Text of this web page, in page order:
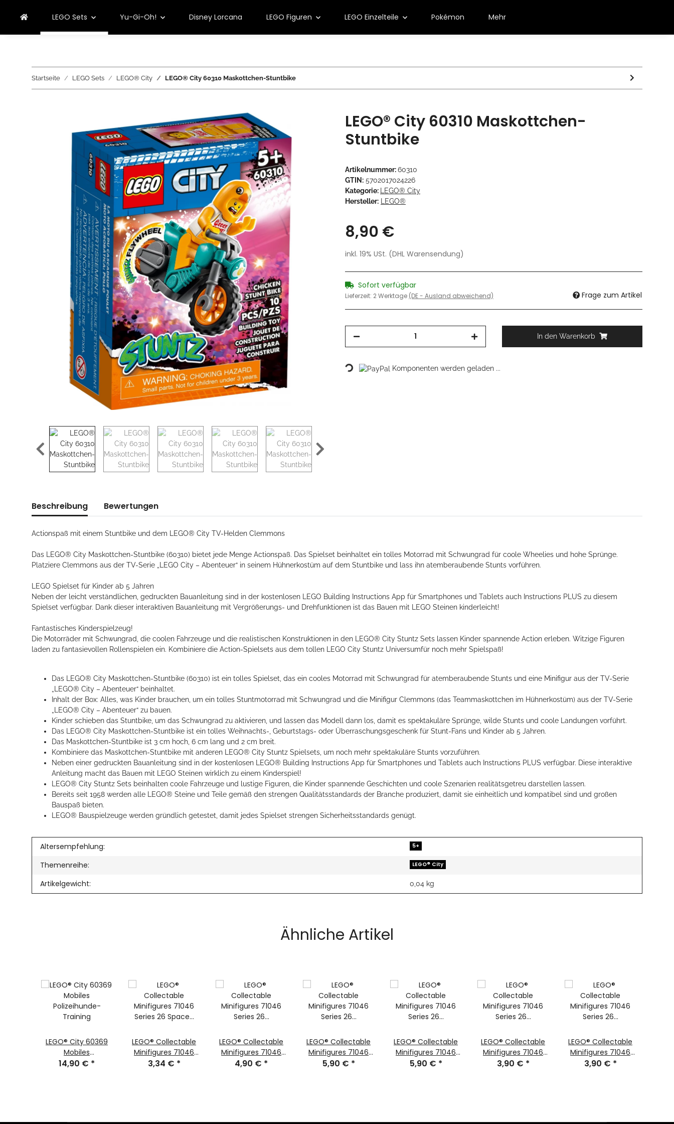
LEGO Sets Yu-Gi-Oh! Disney Lorcana LEGO Figuren LEGO Einzelteile Pokémon Mehr
Startseite LEGO Sets LEGO® City LEGO® City 60310 Maskottchen-Stuntbike
LEGO® City 60310 Maskottchen-
Stuntbike
Artikelnummer:60310
GTIN: 5702017024226
Kategorie: LEGO® City
Hersteller: LEGO®
8,90 €
inkl. 19% USt. (DHL Warensendung)
Sofort verfügbar
Lieferzeit: 2 Werktage (DE - Ausland abweichend) Frage zum Artikel
In den Warenkorb
Loading... Komponenten werden geladen ...
Beschreibung Bewertungen
Actionspaß mit einem Stuntbike und dem LEGO® City TV-Helden Clemmons
Das LEGO® City Maskottchen-Stuntbike (60310) bietet jede Menge Actionspaß. Das Spielset beinhaltet ein tolles Motorrad mit Schwungrad für coole Wheelies und hohe Sprünge.
Platziere Clemmons aus der TV-Serie „LEGO City – Abenteuer“ in seinem Hühnerkostüm auf dem Stuntbike und lass ihn atemberaubende Stunts vorführen.
LEGO Spielset für Kinder ab 5 Jahren
Neben der leicht verständlichen, gedruckten Bauanleitung sind in der kostenlosen LEGO Building Instructions App für Smartphones und Tablets auch Instructions PLUS zu diesem
Spielset verfügbar. Dank dieser interaktiven Bauanleitung mit Vergrößerungs- und Drehfunktionen ist das Bauen mit LEGO Steinen kinderleicht!
Fantastisches Kinderspielzeug!
Die Motorräder mit Schwungrad, die coolen Fahrzeuge und die realistischen Konstruktionen in den LEGO® City Stuntz Sets lassen Kinder spannende Action erleben. Witzige Figuren
laden zu fantasievollen Rollenspielen ein. Kombiniere die Action-Spielsets aus dem tollen LEGO City Stuntz Universumfür noch mehr Spielspaß!
Das LEGO® City Maskottchen-Stuntbike (60310) ist ein tolles Spielset, das ein cooles Motorrad mit Schwungrad für atemberaubende Stunts und eine Minifigur aus der TV-Serie
„LEGO® City – Abenteuer“ beinhaltet.
Inhalt der Box: Alles, was Kinder brauchen, um ein tolles Stuntmotorrad mit Schwungrad und die Minifigur Clemmons (das Teammaskottchen im Hühnerkostüm) aus der TV-Serie
„LEGO® City – Abenteuer“ zu bauen.
Kinder schieben das Stuntbike, um das Schwungrad zu aktivieren, und lassen das Modell dann los, damit es spektakuläre Sprünge, wilde Stunts und coole Landungen vorführt.
Das LEGO® City Maskottchen-Stuntbike ist ein tolles Weihnachts-, Geburtstags- oder Überraschungsgeschenk für Stunt-Fans und Kinder ab 5 Jahren.
Das Maskottchen-Stuntbike ist 3 cm hoch, 6 cm lang und 2 cm breit.
Kombiniere das Maskottchen-Stuntbike mit anderen LEGO® City Stuntz Spielsets, um noch mehr spektakuläre Stunts vorzuführen.
Neben einer gedruckten Bauanleitung sind in der kostenlosen LEGO® Building Instructions App für Smartphones und Tablets auch Instructions PLUS verfügbar. Diese interaktive
Anleitung macht das Bauen mit LEGO Steinen wirklich zu einem Kinderspiel!
LEGO® City Stuntz Sets beinhalten coole Fahrzeuge und lustige Figuren, die Kinder spannende Geschichten und coole Szenarien realitätsgetreu darstellen lassen.
Bereits seit 1958 werden alle LEGO® Steine und Teile gemäß den strengen Qualitätsstandards der Branche produziert, damit sie einheitlich und kompatibel sind und großen
Bauspaß bieten.
LEGO® Bauspielzeuge werden gründlich getestet, damit jedes Spielset strengen Sicherheitsstandards genügt.
Altersempfehlung: 5+
Themenreihe: LEGO® City
Artikelgewicht: 0,04 kg
Ähnliche Artikel
LEGO® City 60369
Mobiles
Polizeihunde-
14,90 € *
LEGO® Collectable
Minifigures 71046
Series 26 Space
3,34 € *
LEGO® Collectable
Minifigures 71046
Series 26 Minifigur
4,90 € *
LEGO® Collectable
Minifigures 71046
Series 26 Minifigur
5,90 € *
LEGO® Collectable
Minifigures 71046
Series 26 Minifigur
5,90 € *
LEGO® Collectable
Minifigures 71046
Series 26 Minifigur
3,90 € *
LEGO® Collectable
Minifigures 71046
Series 26 Astronaut
3,90 € *